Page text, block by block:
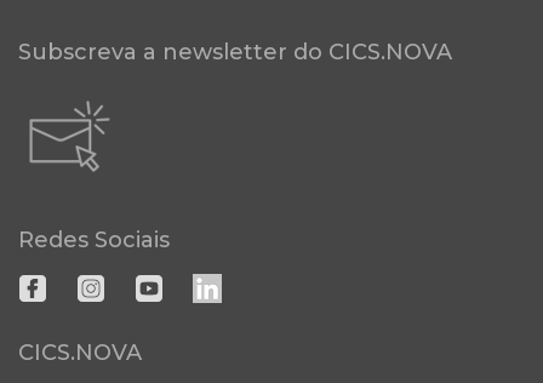
Subscreva a newsletter do CICS.NOVA
Redes Sociais
CICS.NOVA